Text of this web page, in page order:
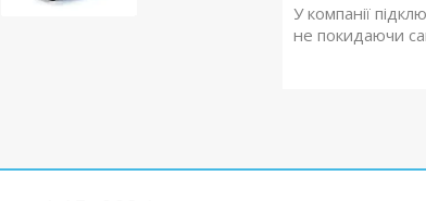
У компанії
не покидаючи